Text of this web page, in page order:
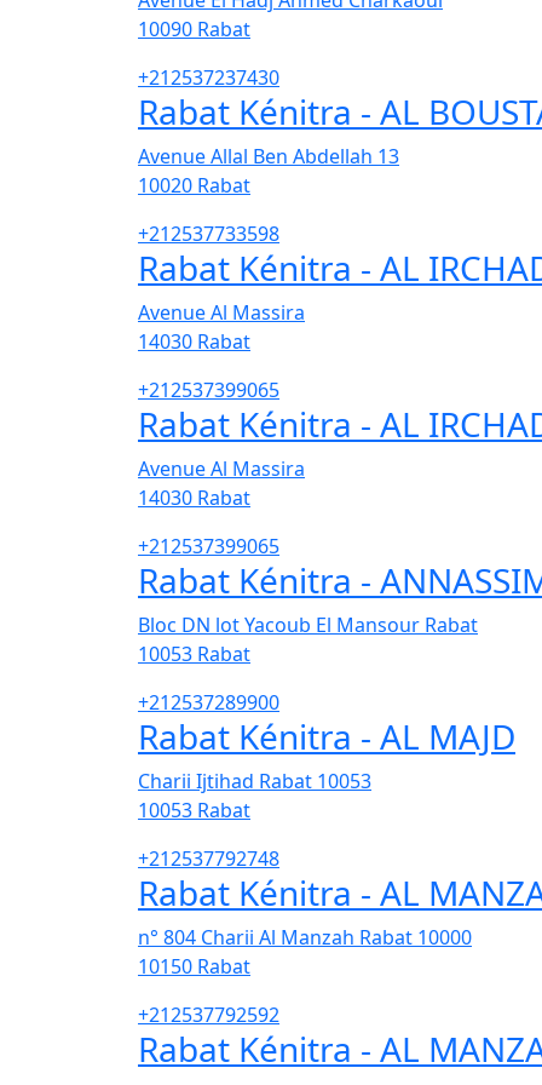
10090 Rabat
+212537237430
Rabat Kénitra - AL
Avenue Allal Ben Abdellah 13
10020 Rabat
+212537733598
Rabat Kénitra - AL
Avenue Al Massira
14030 Rabat
+212537399065
Rabat Kénitra - AL
Avenue Al Massira
14030 Rabat
+212537399065
Rabat Kénitra -
Bloc DN lot Yacoub El Mansour Rabat
10053 Rabat
+212537289900
Rabat Kénitra - AL MAJD
Charii Ijtihad Rabat 10053
10053 Rabat
+212537792748
Rabat Kénitra - AL
n° 804 Charii Al Manzah Rabat 10000
10150 Rabat
+212537792592
Rabat Kénitra - AL